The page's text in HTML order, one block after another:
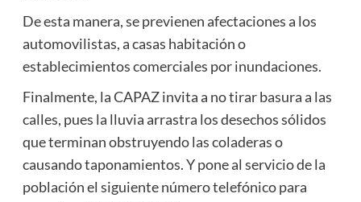
De esta manera, se previenen afectaciones a los
automovilistas, a casas habitación o
establecimientos comerciales por inundaciones.
Finalmente, la CAPAZ invita a no tirar basura a las
calles, pues la lluvia arrastra los desechos sólidos
que terminan obstruyendo las coladeras o
causando taponamientos. Y pone al servicio de la
población el siguiente número telefónico para